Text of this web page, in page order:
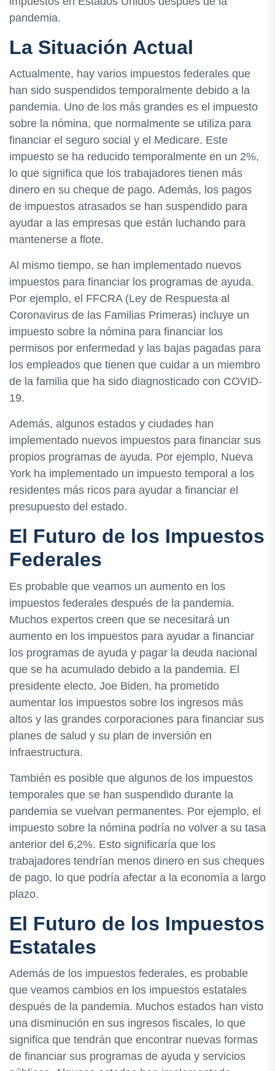
pandemia.
La Situación Actual
Actualmente, hay varios impuestos federales que
han sido suspendidos temporalmente debido a la
pandemia. Uno de los más grandes es el impuesto
sobre la nómina, que normalmente se utiliza para
financiar el seguro social y el Medicare. Este
impuesto se ha reducido temporalmente en un 2%,
lo que significa que los trabajadores tienen más
dinero en su cheque de pago. Además, los pagos
de impuestos atrasados se han suspendido para
ayudar a las empresas que están luchando para
mantenerse a flote.
Al mismo tiempo, se han implementado nuevos
impuestos para financiar los programas de ayuda.
Por ejemplo, el FFCRA (Ley de Respuesta al
Coronavirus de las Familias Primeras) incluye un
impuesto sobre la nómina para financiar los
permisos por enfermedad y las bajas pagadas para
los empleados que tienen que cuidar a un miembro
de la familia que ha sido diagnosticado con COVID-
19.
Además, algunos estados y ciudades han
implementado nuevos impuestos para financiar sus
propios programas de ayuda. Por ejemplo, Nueva
York ha implementado un impuesto temporal a los
residentes más ricos para ayudar a financiar el
presupuesto del estado.
El Futuro de los Impuestos
Federales
Es probable que veamos un aumento en los
impuestos federales después de la pandemia.
Muchos expertos creen que se necesitará un
aumento en los impuestos para ayudar a financiar
los programas de ayuda y pagar la deuda nacional
que se ha acumulado debido a la pandemia. El
presidente electo, Joe Biden, ha prometido
aumentar los impuestos sobre los ingresos más
altos y las grandes corporaciones para financiar sus
planes de salud y su plan de inversión en
infraestructura.
También es posible que algunos de los impuestos
temporales que se han suspendido durante la
pandemia se vuelvan permanentes. Por ejemplo, el
impuesto sobre la nómina podría no volver a su tasa
anterior del 6,2%. Esto significaría que los
trabajadores tendrían menos dinero en sus cheques
de pago, lo que podría afectar a la economía a largo
plazo.
El Futuro de los Impuestos
Estatales
Además de los impuestos federales, es probable
que veamos cambios en los impuestos estatales
después de la pandemia. Muchos estados han visto
una disminución en sus ingresos fiscales, lo que
significa que tendrán que encontrar nuevas formas
de financiar sus programas de ayuda y servicios